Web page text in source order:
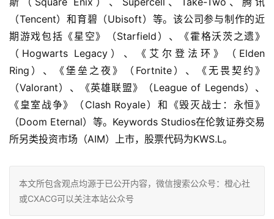
（Tencent）和育碧（Ubisoft）等。该公司参与制作的近
期游戏包括《星空》（Starfield）、《霍格沃茨之遗》
（Hogwarts Legacy）、《艾尔登法环》（Elden
Ring）、《堡垒之夜》（Fortnite）、《无畏契约》
（Valorant）、《英雄联盟》（League of Legends）、
《皇室战争》（Clash Royale）和《毁灭战士：永恒》
（Doom Eternal）等。Keywords Studios在伦敦证券交易
所另类投资市场（AIM）上市，股票代码为KWS.L。
本文所包含观点均源于已公开内容，微信搜索公众号：橙心社
或CXACG可以关注本站公众号